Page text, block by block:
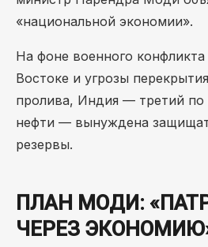
«национальной экономии».
На фоне военного
Востоке и угрозы
пролива, Индия — третий по
нефти — вынуждена
резервы.
ПЛАН МОДИ:
ЧЕРЕЗ